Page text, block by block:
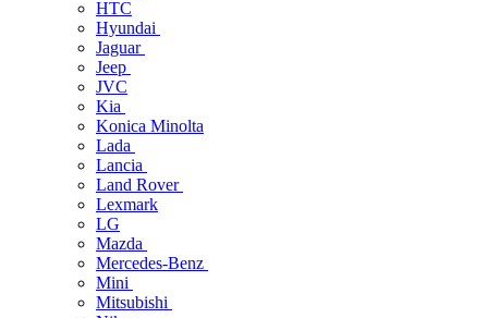
HTC
Hyundai
Jaguar
Jeep
JVC
Kia
Konica Minolta
Lada
Lancia
Land Rover
Lexmark
LG
Mazda
Mercedes-Benz
Mini
Mitsubishi